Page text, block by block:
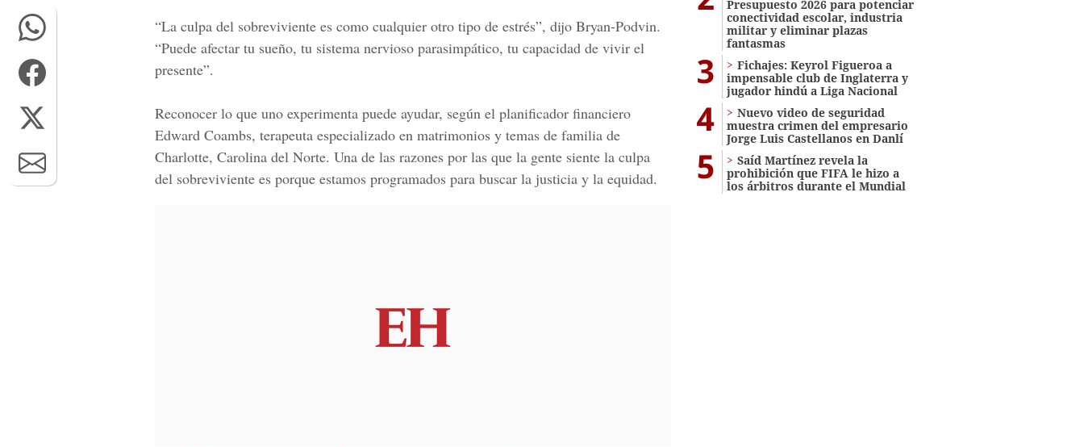
“La culpa del sobreviviente es como cualquier otro tipo de estrés”, dijo Bryan-Podvin.
“Puede afectar tu sueño, tu sistema nervioso parasimpático, tu capacidad de vivir el
presente”.
Reconocer lo que uno experimenta puede ayudar, según el planificador financiero
Edward Coambs, terapeuta especializado en matrimonios y temas de familia de
Charlotte, Carolina del Norte. Una de las razones por las que la gente siente la culpa
del sobreviviente es porque estamos programados para buscar la justicia y la equidad.
Presupuesto 2026 para potenciar
conectividad escolar, industria
militar y eliminar plazas
fantasmas
3
Fichajes: Keyrol Figueroa a
impensable club de Inglaterra y
jugador hindú a Liga Nacional
4
Nuevo video de seguridad
muestra crimen del empresario
Jorge Luis Castellanos en Danlí
5
Saíd Martínez revela la
prohibición que FIFA le hizo a
los árbitros durante el Mundial